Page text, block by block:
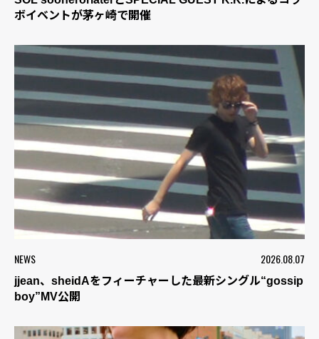
ボイベントが茅ヶ崎で開催
NEWS 2026.08.07
jjean、sheidAをフィーチャーした最新シングル“gossip
boy”MV公開